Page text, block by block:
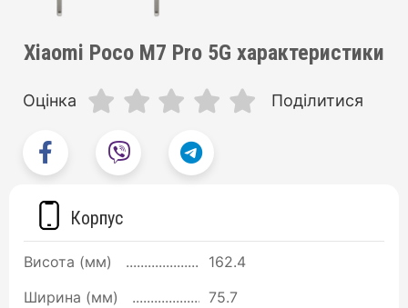
Xiaomi Poco M7 Pro 5G характеристики
Оцінка Поділитися
Корпус
Висота (мм)
162.4
Ширина (мм)
75.7